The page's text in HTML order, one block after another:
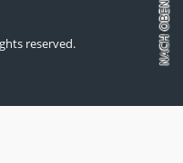
reserved.